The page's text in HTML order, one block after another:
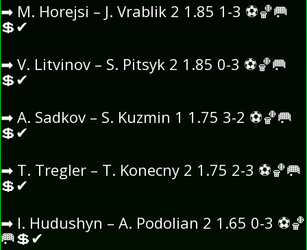
➡ M. Horejsi – J. Vrablik 2 1.85 1-3 ⚽🏀🥅
💲✔
➡ V. Litvinov – S. Pitsyk 2 1.85 0-3 ⚽🏀🥅
💲✔
➡ A. Sadkov – S. Kuzmin 1 1.75 3-2 ⚽🏀🥅
💲✔
➡ T. Tregler – T. Konecny 2 1.75 2-3 ⚽🏀🥅
💲✔
➡ I. Hudushyn – A. Podolian 2 1.65 0-3 ⚽🏀
🥅💲✔